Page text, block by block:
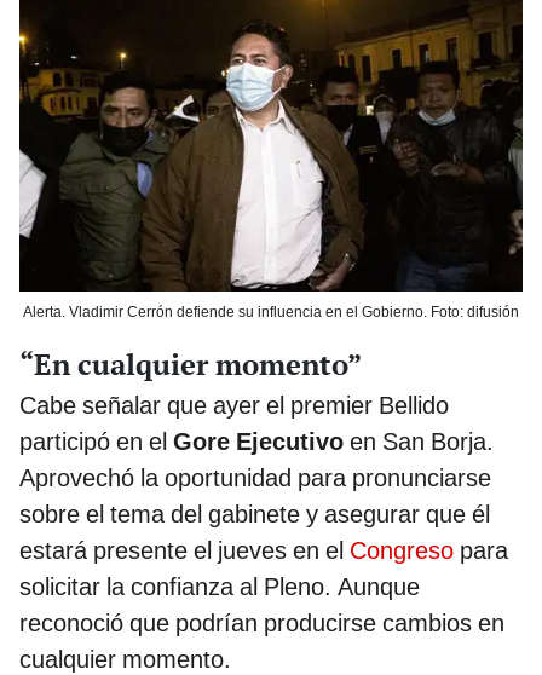
Alerta. Vladimir Cerrón defiende su influencia en el Gobierno. Foto: difusión
“En cualquier momento”
Cabe señalar que ayer el premier Bellido
participó en el Gore Ejecutivo en San Borja.
Aprovechó la oportunidad para pronunciarse
sobre el tema del gabinete y asegurar que él
estará presente el jueves en el Congreso para
solicitar la confianza al Pleno. Aunque
reconoció que podrían producirse cambios en
cualquier momento.